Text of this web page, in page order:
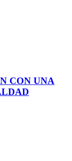
CON UNA